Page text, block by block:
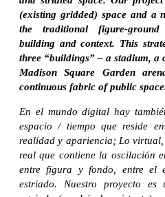
(existing gridded) space and a
the traditional figure-
building and context. This
three “buildings” – a stadium, a
Madison Square Garden
continuous fabric of public
En el mundo digital hay
espacio / tiempo que reside
realidad y apariencia; Lo
real que contiene la oscilación
entre figura y fondo, entre el
estriado. Nuestro proyecto es